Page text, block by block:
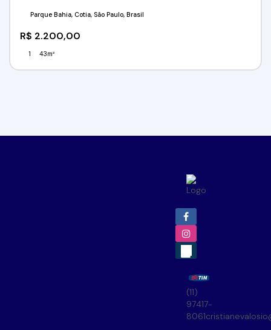
R$ 2.200,00
Parque Bahia, Cotia, São Paulo, Brasil
1 43m²
(11)
97417-
8061